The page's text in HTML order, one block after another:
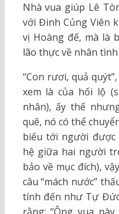
Nhà vua giúp Lê
với Đinh Củng Viên
vị Hoàng đế, mà là
lão thực về nhân
“Con rươi, quả
xem là của hối lộ
nhân), ấy thế
quê, nó có thể
biếu tới người được
hệ giữa hai người
bảo về mục đích),
câu “mách nước”
tính đến như Tự